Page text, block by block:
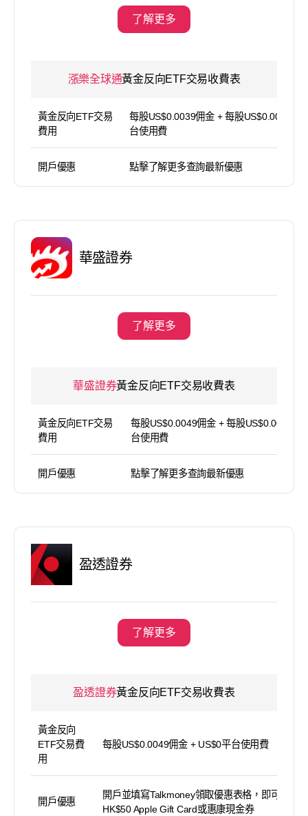
了解更多
漲樂全球通黃金反向ETF交易收費表
黃金反向ETF交易
費用
每股US$0.0039佣金 + 每股US$0.0039平
台使用費
開戶優惠 點擊了解更多查詢最新優惠
華盛證券
了解更多
華盛證券黃金反向ETF交易收費表
黃金反向ETF交易
費用
每股US$0.0049佣金 + 每股US$0.005平
台使用費
開戶優惠 點擊了解更多查詢最新優惠
盈透證券
了解更多
盈透證券黃金反向ETF交易收費表
黃金反向
ETF交易費
用
每股US$0.0049佣金 + US$0平台使用費
開戶優惠
開戶並填寫Talkmoney領取優惠表格，即可獲得
HK$50 Apple Gift Card或惠康現金券